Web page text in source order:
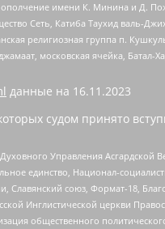
имени К. Минина и Д.
Сеть, Катиба Таухид валь-
религиозная группа п.
московская ячейка,
данные на 16.11.2023
судом принято
Управления
единство, Национал-
Славянский союз, Формат-18,
Инглистической церкви
общественного